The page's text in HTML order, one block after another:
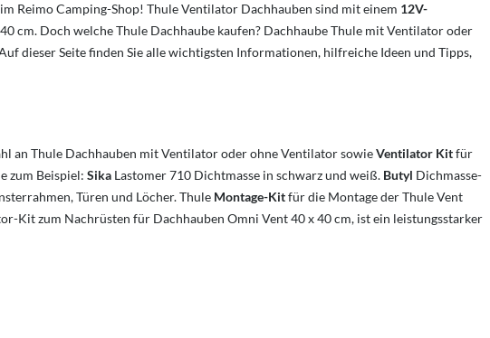
Reimo Camping-Shop! Thule Ventilator Dachhauben sind mit einem 12V-
cm. Doch welche Thule Dachhaube kaufen? Dachhaube Thule mit Ventilator oder
dieser Seite finden Sie alle wichtigsten Informationen, hilfreiche Ideen und Tipps,
an Thule Dachhauben mit Ventilator oder ohne Ventilator sowieVentilator Kitfür
zum Beispiel: Sika Lastomer 710 Dichtmasse in schwarz und weiß. Butyl Dichmasse-
Türen und Löcher. Thule Montage-Kitfür die Montage der Thule Vent
Kit zum Nachrüsten für Dachhauben Omni Vent 40 x 40 cm, ist ein leistungsstarker